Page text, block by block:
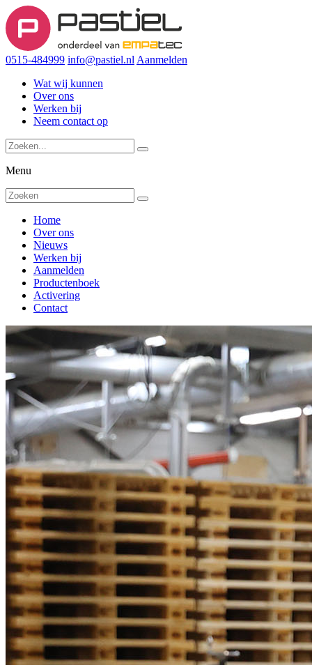
0515-484999 info@pastiel.nl Aanmelden
Wat wij kunnen
Over ons
Werken bij
Neem contact op
Menu
Home
Over ons
Nieuws
Werken bij
Aanmelden
Productenboek
Activering
Contact